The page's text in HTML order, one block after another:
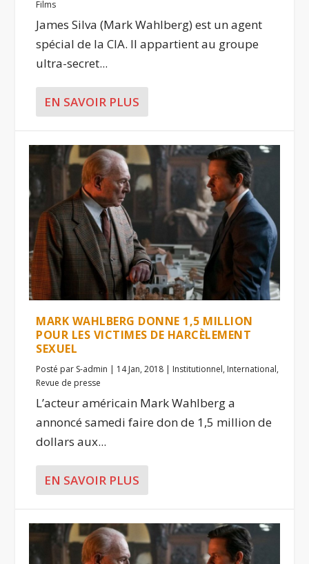
Films
James Silva (Mark Wahlberg) est un agent
spécial de la CIA. Il appartient au groupe
ultra-secret...
EN SAVOIR PLUS
MARK WAHLBERG DONNE 1,5 MILLION
POUR LES VICTIMES DE HARCÈLEMENT
SEXUEL
Posté par S-admin | 14 Jan, 2018 | Institutionnel, International,
Revue de presse
L’acteur américain Mark Wahlberg a
annoncé samedi faire don de 1,5 million de
dollars aux...
EN SAVOIR PLUS